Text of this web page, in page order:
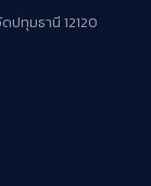
ทุมธานี 12120